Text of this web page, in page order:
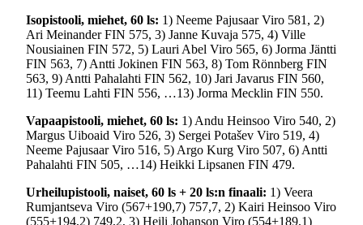
Isopistooli, miehet, 60 ls: 1) Neeme Pajusaar Viro 581, 2)
Ari Meinander FIN 575, 3) Janne Kuvaja 575, 4) Ville
Nousiainen FIN 572, 5) Lauri Abel Viro 565, 6) Jorma Jäntti
FIN 563, 7) Antti Jokinen FIN 563, 8) Tom Rönnberg FIN
563, 9) Antti Pahalahti FIN 562, 10) Jari Javarus FIN 560,
11) Teemu Lahti FIN 556, …13) Jorma Mecklin FIN 550.
Vapaapistooli, miehet, 60 ls: 1) Andu Heinsoo Viro 540, 2)
Margus Uiboaid Viro 526, 3) Sergei Potašev Viro 519, 4)
Neeme Pajusaar Viro 516, 5) Argo Kurg Viro 507, 6) Antti
Pahalahti FIN 505, …14) Heikki Lipsanen FIN 479.
Urheilupistooli, naiset, 60 ls + 20 ls:n finaali: 1) Veera
Rumjantseva Viro (567+190,7) 757,7, 2) Kairi Heinsoo Viro
(555+194,2) 749,2, 3) Heili Johanson Viro (554+189,1)